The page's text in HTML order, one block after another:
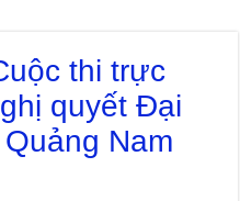
thi trực
quyết Đại
Nam